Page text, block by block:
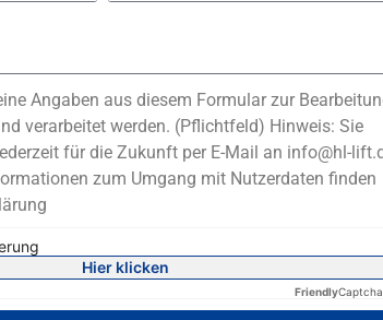
Angaben aus diesem Formular zur
verarbeitet werden. (Pflichtfeld) Hinweis: Sie
für die Zukunft per E-Mail an info@hl-
zum Umgang mit Nutzerdaten finden
Hier klicken
Friendly